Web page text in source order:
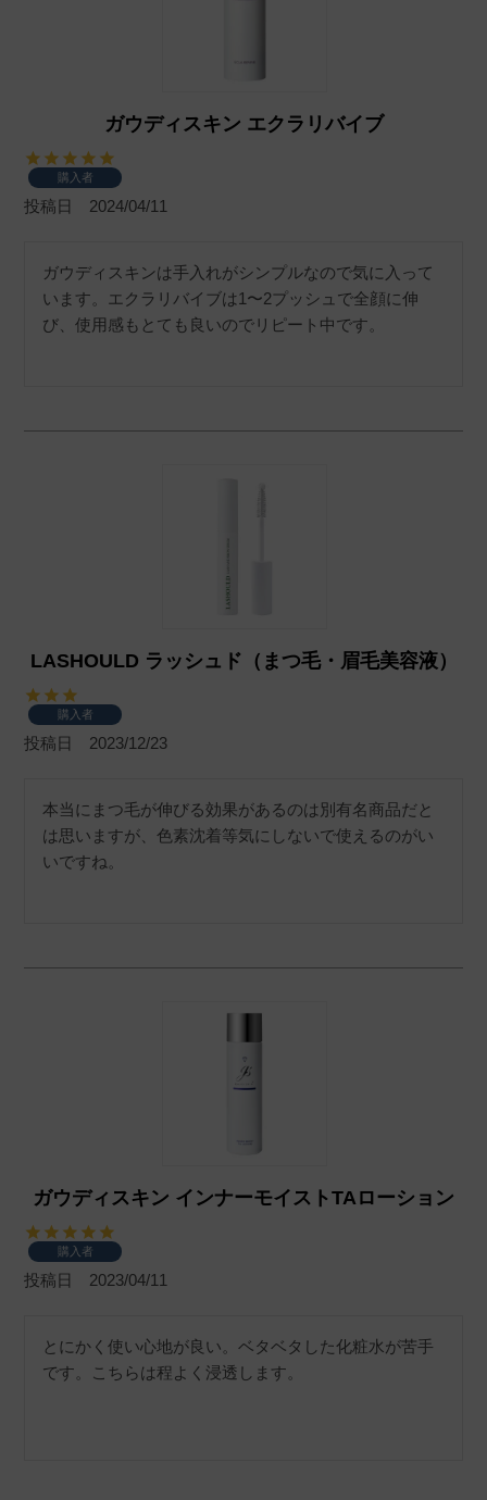
ガウディスキン エクラリバイブ
購入者
投稿日 2024/04/11
ガウディスキンは手入れがシンプルなので気に入って
います。エクラリバイブは1〜2プッシュで全顔に伸
び、使用感もとても良いのでリピート中です。
LASHOULD ラッシュド（まつ毛・眉毛美容液）
購入者
投稿日 2023/12/23
本当にまつ毛が伸びる効果があるのは別有名商品だと
は思いますが、色素沈着等気にしないで使えるのがい
いですね。
ガウディスキン インナーモイストTAローション
購入者
投稿日 2023/04/11
とにかく使い心地が良い。ベタベタした化粧水が苦手
です。こちらは程よく浸透します。